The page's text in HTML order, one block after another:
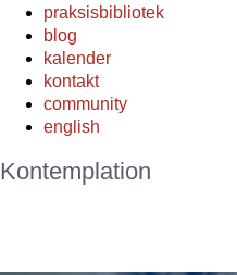
praksisbibliotek
blog
kalender
kontakt
community
english
Kontemplation